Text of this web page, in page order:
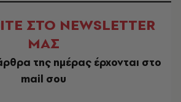
ΣΤΟ NEWSLETTER
ΜΑΣ
της ημέρας έρχονται στο
mail σου